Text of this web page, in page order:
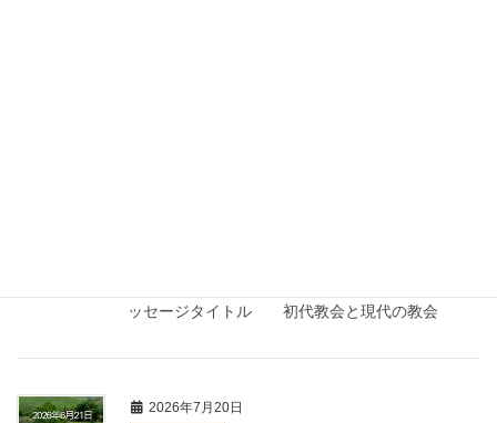
ッセージタイトル 初代教会と現代の教会
2026年7月20日